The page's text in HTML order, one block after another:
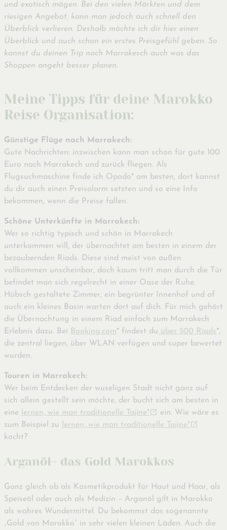
und exotisch mögen. Bei den vielen Märkten und dem
riesigen Angebot, kann man jedoch auch schnell den
Überblick verlieren. Deshalb möchte ich dir hier einen
Überblick und auch schon ein erstes Preisgefühl geben. So
kannst du deinen Trip nach Marrakesch auch was das
Shoppen angeht besser planen.
Meine Tipps für deine Marokko
Reise Organisation:
Günstige Flüge nach Marrakech:
Gute Nachrichten: inzwischen kann man schon für gute 100
Euro nach Marrakech und zurück fliegen. Als
Flugsuchmaschine finde ich Opodo* am besten, dort kannst
du dir auch einen Preisalarm setzten und so eine Info
bekommen, wenn die Preise fallen.
Schöne Unterkünfte in Marrakech:
Wer so richtig typisch und schön in Marrakech
unterkommen will, der übernachtet am besten in einem der
bezaubernden Riads. Diese sind meist von außen
vollkommen unscheinbar, doch kaum tritt man durch die Tür
befindet man sich regelrecht in einer Oase der Ruhe.
Hübsch gestaltete Zimmer, ein begrünter Innenhof und of
auch ein kleines Basin warten dort auf dich. Für mich gehört
die Übernachtung in einem Riad einfach zum Marrakech
Erlebnis dazu. Bei Booking.com* findest du über 500 Riads*,
die zentral liegen, über WLAN verfügen und super bewertet
wurden.
Touren in Marrakech:
Wer beim Entdecken der wuseligen Stadt nicht ganz auf
sich allein gestellt sein möchte, der bucht sich am besten in
eine
lernen, wie man traditionelle Tajine*
ein. Wie wäre es
zum Beispiel zu
lernen, wie man traditionelle Tajine*
kocht?
Arganöl- das Gold Marokkos
Ganz gleich ob als Kosmetikprodukt für Haut und Haar, als
Speiseöl oder auch als Medizin – Arganöl gilt in Marokko
als wahres Wundermittel. Du bekommst das sogenannte
„Gold von Marokko“ in sehr vielen kleinen Läden. Auch die